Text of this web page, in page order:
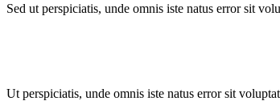
Sed ut perspiciatis, unde omnis iste natus error sit
Ut perspiciatis, unde omnis iste natus error sit